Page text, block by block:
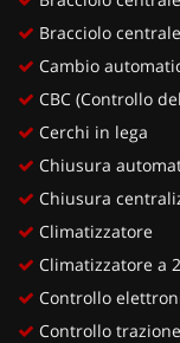
Bracciolo
Cambio
CBC (Controllo
Cerchi in lega
Chiusura
Chiusura
Climatizzatore
Climatizzatore a
Controllo
Controllo trazione